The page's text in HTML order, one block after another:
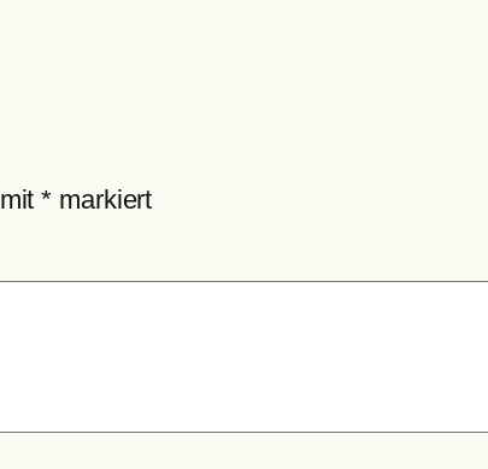
mit* markiert